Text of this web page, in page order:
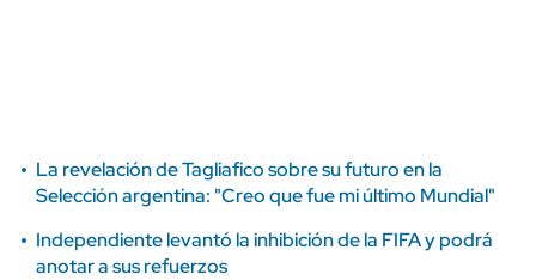
La revelación de Tagliafico sobre su futuro en la
Selección argentina: "Creo que fue mi último Mundial"
Independiente levantó la inhibición de la FIFA y podrá
anotar a sus refuerzos